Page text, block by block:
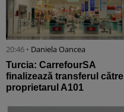
20:46 • Daniela Oancea
Turcia: CarrefourSA
finalizează transferul către
proprietarul A101